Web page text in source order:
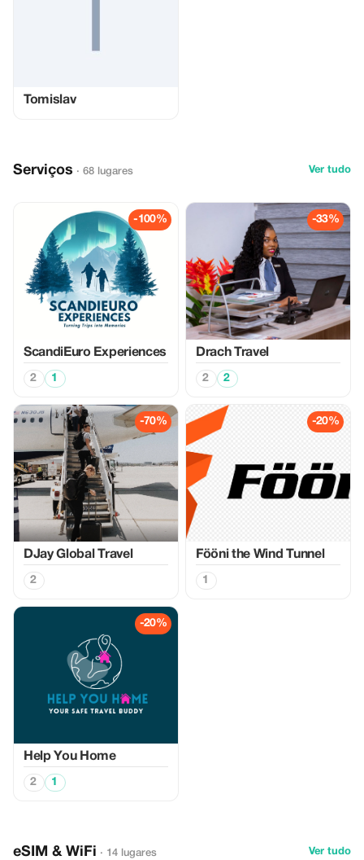
Tomislav
Serviços · 68 lugares Ver tudo
-100%
ScandiEuro Experiences
2 1
-33%
Drach Travel
2 2
-70%
DJay Global Travel
2
-20%
Fööni the Wind Tunnel
1
-20%
Help You Home
2 1
eSIM & WiFi · 14 lugares Ver tudo